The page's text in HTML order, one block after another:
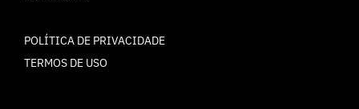
POLÍTICA DE PRIVACIDADE
TERMOS DE USO